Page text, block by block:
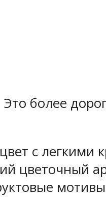
более
с легкими
цветочный